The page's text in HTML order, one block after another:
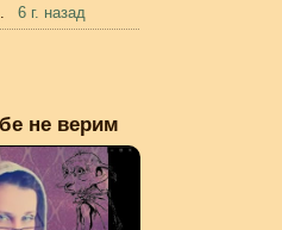
6 г. назад
не верим